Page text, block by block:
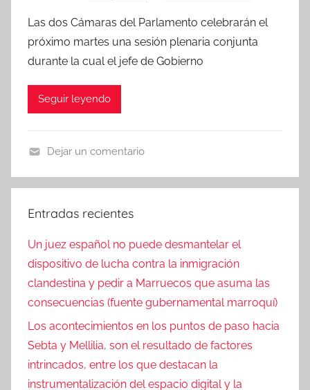
Las dos Cámaras del Parlamento celebrarán el
próximo martes una sesión plenaria conjunta
durante la cual el jefe de Gobierno
Seguir leyendo
o
c
i
Dejar un comentario
Entradas recientes
Un juez español no puede desmantelar el
dispositivo de lucha contra la inmigración
clandestina y pedir a Marruecos que asuma las
consecuencias (fuente gubernamental marroquí)
Los acontecimientos en los puntos de paso hacia
Sebta y Mellilia, son el resultado de factores
intrincados, entre los que destacan la
instrumentalización del espacio digital y la